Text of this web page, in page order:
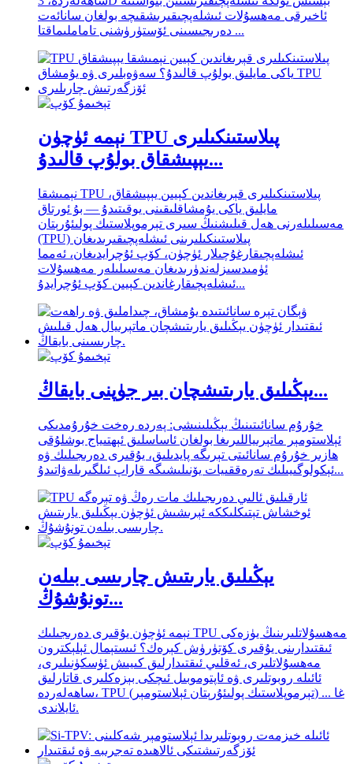
ئاخىرقى مەھسۇلات ئىشلەپچىقىرىشقىچە بولغان سانائەت
دەرىجىسىنى ئۆستۈرۈشنى تاماملىماقتا ...
نېمە ئۈچۈن TPU پىلاستىنكىلىرى
يېپىشقاق بولۇپ قالىدۇ...
نېمىشقا TPU پىلاستىنكىلىرى قېرىغاندىن كېيىن يېپىشقاق،
مايلىق ياكى يۇمشاقلىقىنى يوقىتىدۇ — بۇ ئورتاق
مەسىلىلەرنى ھەل قىلىشنىڭ سىرى تېرموپلاستىك پولىئۇرېتان
(TPU) پىلاستىنكىلىرىنى ئىشلەپچىقىرىدىغان
ئىشلەپچىقارغۇچىلار ئۈچۈن، كۆپ ئۇچرايدىغان، ئەمما
ئۈمىدسىزلەندۈرىدىغان مەسىلىلەر مەھسۇلات
ئىشلەپچىقارغاندىن كېيىن كۆپ ئۇچرايدۇ...
يېڭىلىق يارىتىشچان بىر جۈپنى بايقاڭ...
خۇرۇم سانائىتىنىڭ يېڭىلىنىشى: پەردە رەخت خۇرۇمدىكى
ئېلاستومېر ماتېرىياللىرىغا بولغان ئاساسلىق ئېھتىياج بوشلۇقى
ھازىر خۇرۇم سانائىتى تېرىگە پايدىلىق، يۇقىرى دەرىجىلىك ۋە
ئېكولوگىيىلىك تەرەققىيات يۆنىلىشىگە قاراپ ئىلگىرىلەۋاتىدۇ...
يېڭىلىق يارىتىش چارىسى بىلەن
تونۇشۇڭ...
نېمە ئۈچۈن يۇقىرى دەرىجىلىك TPU مەھسۇلاتلىرىنىڭ يۈزەكى
ئىقتىدارىنى يۇقىرى كۆتۈرۈش كېرەك؟ ئىستېمال ئېلېكترون
مەھسۇلاتلىرى، ئەقلىي ئىقتىدارلىق كىيىش ئۈسكۈنىلىرى،
ئائىلە روبوتلىرى ۋە ئاپتوموبىل ئىچكى بېزەكلىرى قاتارلىق
ساھەلەردە، TPU (تېرموپلاستىك پولىئۇرېتان ئېلاستومېر) ... غا
ئايلاندى.